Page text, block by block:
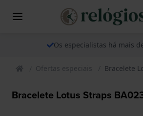
Os especialistas há mais
Ofertas especiais Bracelete
Bracelete Lotus Straps